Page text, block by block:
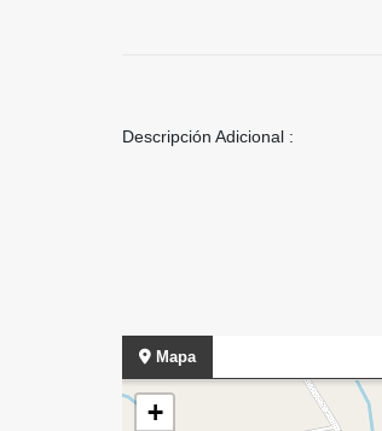
Descripción Adicional :
Mapa
+